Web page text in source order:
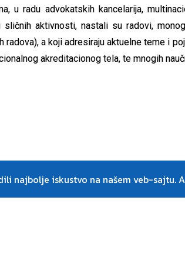
u radu advokatskih kancelarija,
sličnih aktivnosti, nastali su radovi,
radova), a koji adresiraju aktuelne teme i
akreditacionog tela, te mnogih
najbolje iskustvo na našem veb-